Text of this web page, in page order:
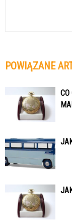
POWIĄZANE
CO